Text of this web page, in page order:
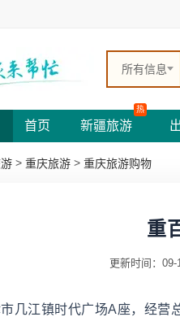
所有信息
首页 新疆旅游
热
> 重庆旅游 > 重庆旅游购物
重
更新时间：09-
几江镇时代广场A座，经